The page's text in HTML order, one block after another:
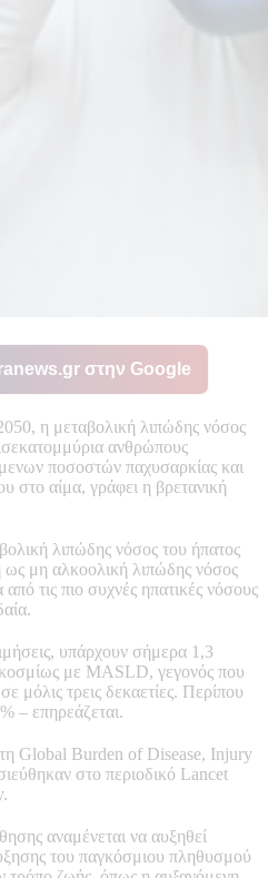
στην Google
η μεταβολική λιπώδης νόσος
ανθρώπους
ποσοστών παχυσαρκίας και
στο αίμα, γράφει η βρετανική
λιπώδης νόσος του ήπατος
μη αλκοολική λιπώδης νόσος
τις πιο συχνές ηπατικές νόσους
υπάρχουν σήμερα 1,3
με MASLD, γεγονός που
μόλις τρεις δεκαετίες. Περίπου
– επηρεάζεται.
Global Burden of Disease, Injury
στο περιοδικό Lancet
αναμένεται να αυξηθεί
του παγκόσμιου πληθυσμού